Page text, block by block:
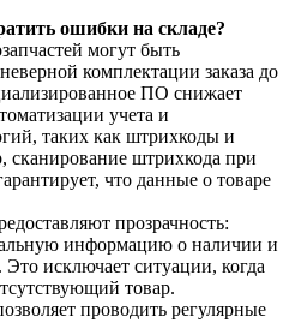
ошибки на складе?
могут быть
комплектации заказа до
ПО снижает
учета и
таких как штрихкоды и
штрихкода при
что данные о товаре
прозрачность:
информацию о наличии и
исключает ситуации, когда
товар.
проводить регулярные